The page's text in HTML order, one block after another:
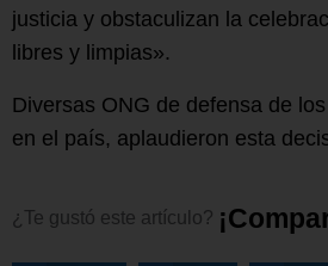
justicia y obstaculizan la
libres y limpias».
Diversas ONG de defensa de
en el país, aplaudieron esta
¿Te gustó este artículo? ¡Compa